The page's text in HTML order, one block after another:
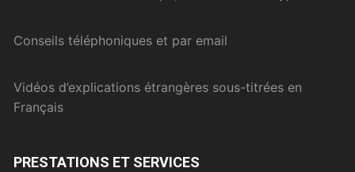
Conseils téléphoniques et par email
Vidéos d’explications étrangères sous-titrées en
Français
PRESTATIONS ET SERVICES